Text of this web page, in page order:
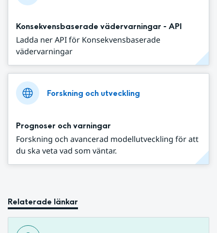
Konsekvensbaserade vädervarningar - API
Ladda ner API för Konsekvensbaserade
vädervarningar
Forskning och utveckling
Prognoser och varningar
Forskning och avancerad modellutveckling för att
du ska veta vad som väntar.
Relaterade länkar